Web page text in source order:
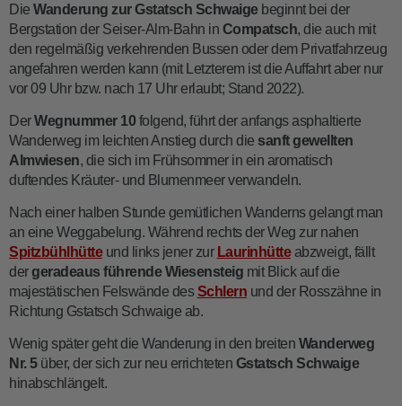
Die Wanderung zur Gstatsch Schwaigebeginnt bei der
Bergstation der Seiser-Alm-Bahn in Compatsch, die auch mit
den regelmäßig verkehrenden Bussen oder dem Privatfahrzeug
angefahren werden kann (mit Letzterem ist die Auffahrt aber nur
vor 09 Uhr bzw. nach 17 Uhr erlaubt; Stand 2022).
DerWegnummer 10 folgend, führt der anfangs asphaltierte
Wanderweg im leichten Anstieg durch die sanft gewellten
Almwiesen, die sich im Frühsommer in ein aromatisch
duftendes Kräuter- und Blumenmeer verwandeln.
Nach einer halben Stunde gemütlichen Wanderns gelangt man
an eine Weggabelung. Während rechts der Weg zur nahen
Spitzbühlhütteund links jener zur Laurinhütteabzweigt, fällt
dergeradeaus führende Wiesensteig mit Blick auf die
majestätischen Felswände desSchlern und der Rosszähne in
Richtung Gstatsch Schwaige ab.
Wenig später geht die Wanderung in den breiten Wanderweg
Nr. 5 über, der sich zur neu errichteten Gstatsch Schwaige
hinabschlängelt.